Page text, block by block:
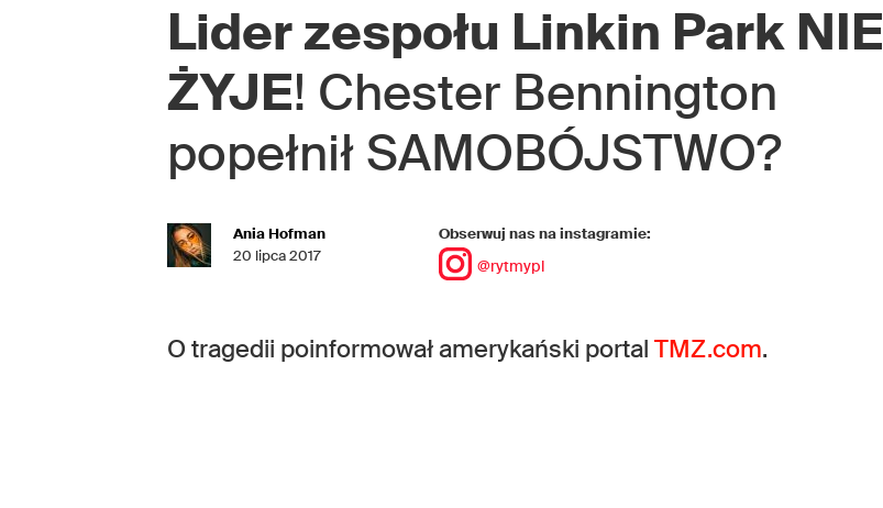
Lider zespołu Linkin Park NIE
ŻYJE! Chester Bennington
popełnił SAMOBÓJSTWO?
Ania Hofman
20 lipca 2017
Obserwuj nas na instagramie:
@rytmypl
O tragedii poinformował amerykański portal TMZ.com.